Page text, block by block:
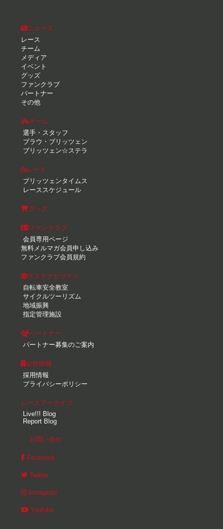
ニュース
レース
チーム
メディア
イベント
グッズ
ファンクラブ
パートナー
その他
チーム
選手・スタッフ
ブラウ・ブリッツェン
ブリッツェン☆ステラ
レース
ブリッツェンタイムス
レーススケジュール
グッズ
ファンクラブ
会員専用ページ
無料メルマガ会員申し込み
ファンクラブ会員規約
サステナビリティ
自転車安全教室
サイクルツーリズム
地域振興
指定管理施設
パートナー
パートナー募集のご案内
会社情報
採用情報
プライバシーポリシー
レースアーカイブ
Live!!! Blog
Report Blog
お問い合せ
Facebook
Twitter
Instagram
Youtube